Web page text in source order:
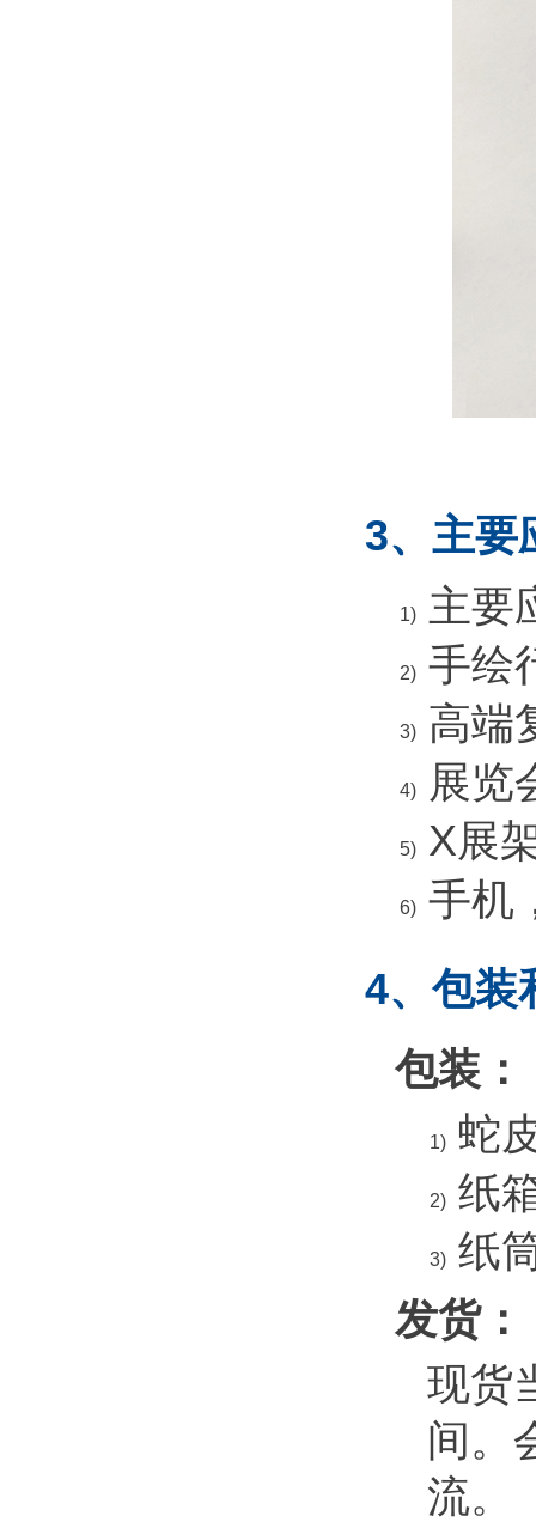
3、主要
1) 主要
2) 手绘
3) 高端
4) 展览
5) X展
6)
手机
4、包装
包装：
1) 蛇
2) 纸
3)
纸
发货：
现货
间。
流。